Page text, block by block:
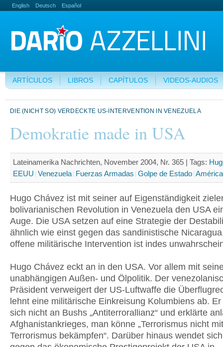
English Deutsch Español
ARTÍCULOS LIBROS CAPÍTULOS VIDEOS-AUDIOS
DIE (NICHT SO) VERDECKTE US-INTERVENTION IN VENEZUELA
Demokratie made in USA
Lateinamerika Nachrichten, November 2004, Nr. 365 | Tags:
EEUU Venezuela Fuerzas Armadas Golpe de Estado
Hugo Chávez ist mit seiner auf Eigenständigkeit
bolivarianischen Revolution in Venezuela den USA
Auge. Die USA setzen auf eine Strategie der
ähnlich wie einst gegen das sandinistische
offene militärische Intervention ist indes
Hugo Chávez eckt an in den USA. Vor allem mit
unabhängigen Außen- und Ölpolitik. Der
Präsident verweigert der US-Luftwaffe die
lehnt eine militärische Einkreisung Kolumbiens ab.
sich nicht an Bushs „Antiterrorallianz“ und erklärte
Afghanistankrieges, man könne „Terrorismus nicht mit
Terrorismus bekämpfen“. Darüber hinaus wendet